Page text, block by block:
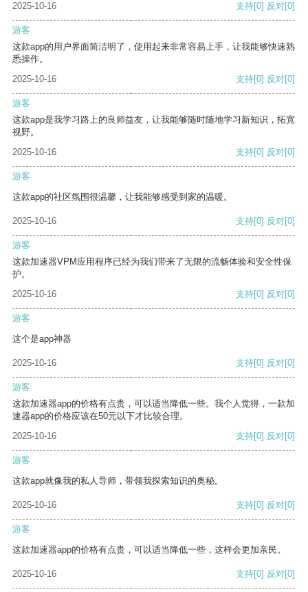
2025-10-16
支持[0] 反对[0]
游客
这款app的用户界面简洁明了，使用起来非常容易上手，让我能够快速熟
悉操作。
2025-10-16
支持[0] 反对[0]
游客
这款app是我学习路上的良师益友，让我能够随时随地学习新知识，拓宽
视野。
2025-10-16
支持[0] 反对[0]
游客
这款app的社区氛围很温馨，让我能够感受到家的温暖。
2025-10-16 支持[0] 反对[0]
游客
这款加速器VPM应用程序已经为我们带来了无限的流畅体验和安全性保
护。
2025-10-16
支持[0] 反对[0]
游客
这个是app神器
2025-10-16 支持[0] 反对[0]
游客
这款加速器app的价格有点贵，可以适当降低一些。我个人觉得，一款加
速器app的价格应该在50元以下才比较合理。
2025-10-16
支持[0] 反对[0]
游客
这款app就像我的私人导师，带领我探索知识的奥秘。
2025-10-16 支持[0] 反对[0]
游客
这款加速器app的价格有点贵，可以适当降低一些，这样会更加亲民。
2025-10-16 支持[0] 反对[0]